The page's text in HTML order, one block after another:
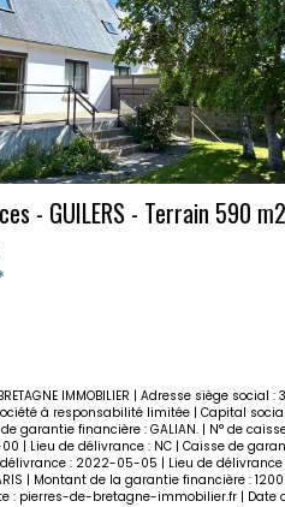
Kerhuon
KERHUON
IMMOBILIER | Adresse siège
à responsabilité limitée | Capital social
garantie financière : GALIAN. | N° de
Lieu de délivrance : NC | Caisse de
: 2022-05-05 | Lieu de délivrance
Montant de la garantie financière :
: pierres-de-bretagne-immobilier.fr | Date